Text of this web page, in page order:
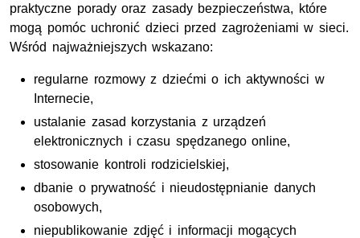
praktyczne porady oraz zasady bezpieczeństwa, które
mogą pomóc uchronić dzieci przed zagrożeniami w sieci.
Wśród najważniejszych wskazano:
regularne rozmowy z dziećmi o ich aktywności w
Internecie,
ustalanie zasad korzystania z urządzeń
elektronicznych i czasu spędzanego online,
stosowanie kontroli rodzicielskiej,
dbanie o prywatność i nieudostępnianie danych
osobowych,
niepublikowanie zdjęć i informacji mogących